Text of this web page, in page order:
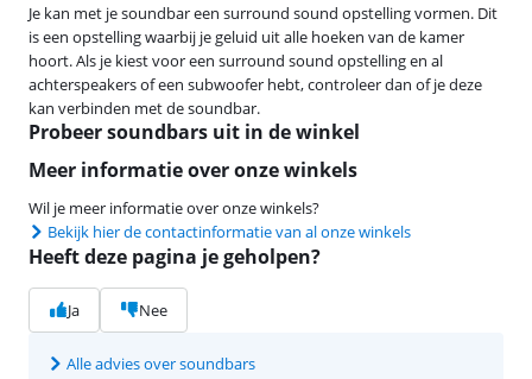
Je kan met je soundbar een surround sound opstelling vormen. Dit
is een opstelling waarbij je geluid uit alle hoeken van de kamer
hoort. Als je kiest voor een surround sound opstelling en al
achterspeakers of een subwoofer hebt, controleer dan of je deze
kan verbinden met de soundbar.
Probeer soundbars uit in de winkel
Meer informatie over onze winkels
Wil je meer informatie over onze winkels?
Bekijk hier de contactinformatie van al onze winkels
Heeft deze pagina je geholpen?
Ja Nee
Alle advies over soundbars